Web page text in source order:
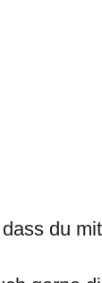
du